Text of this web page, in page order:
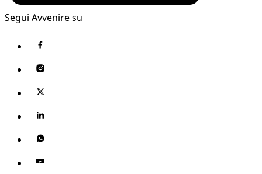
Segui Avvenire su